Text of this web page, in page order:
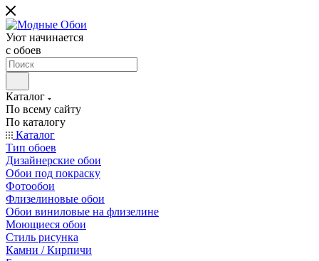
Уют начинается
c обоев
Каталог
По всему сайту
По каталогу
Каталог
Тип обоев
Дизайнерские обои
Обои под покраску
Фотообои
Флизелиновые обои
Обои виниловые на флизелине
Моющиеся обои
Стиль рисунка
Камни / Кирпичи